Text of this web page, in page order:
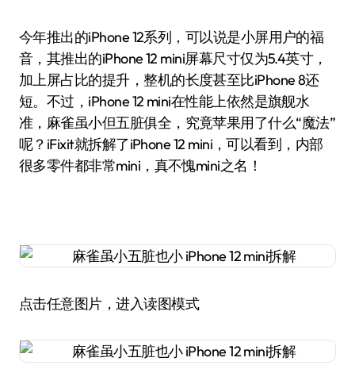
今年推出的iPhone 12系列，可以说是小屏用户的福
音，其推出的iPhone 12 mini屏幕尺寸仅为5.4英寸，
加上屏占比的提升，整机的长度甚至比iPhone 8还
短。不过，iPhone 12 mini在性能上依然是旗舰水
准，麻雀虽小但五脏俱全，究竟苹果用了什么“魔法”
呢？iFixit就拆解了iPhone 12 mini，可以看到，内部
很多零件都非常mini，真不愧mini之名！
点击任意图片，进入读图模式